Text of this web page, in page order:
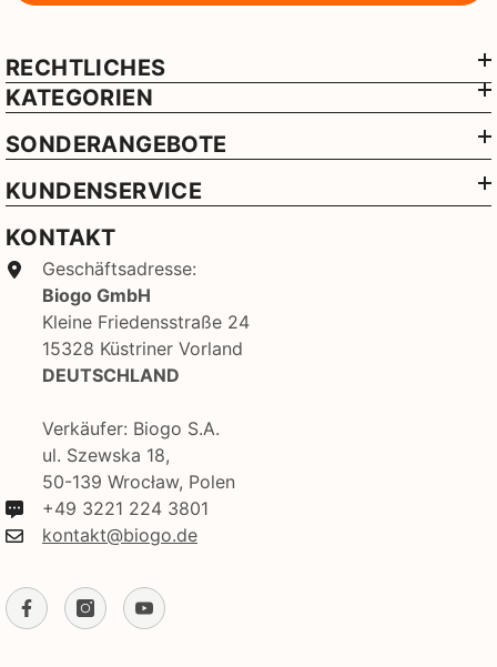
RECHTLICHES
KATEGORIEN
SONDERANGEBOTE
KUNDENSERVICE
KONTAKT
Geschäftsadresse:
Biogo GmbH
Kleine Friedensstraße 24
15328 Küstriner Vorland
DEUTSCHLAND
Verkäufer: Biogo S.A.
ul. Szewska 18,
50-139 Wrocław, Polen
+49 3221 224 3801
kontakt@biogo.de